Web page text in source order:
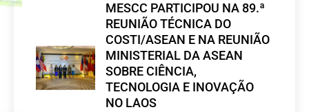
MESCC PARTICIPOU NA 89.ª
REUNIÃO TÉCNICA DO
COSTI/ASEAN E NA REUNIÃO
MINISTERIAL DA ASEAN
SOBRE CIÊNCIA,
TECNOLOGIA E INOVAÇÃO
NO LAOS